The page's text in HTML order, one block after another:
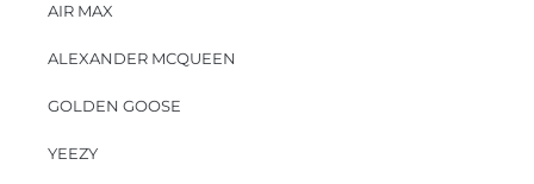
AIR MAX
ALEXANDER MCQUEEN
GOLDEN GOOSE
YEEZY